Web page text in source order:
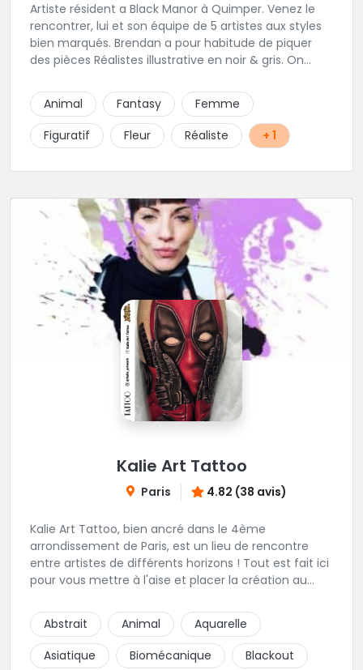
Artiste résident a Black Manor à Quimper. Venez le
rencontrer, lui et son équipe de 5 artistes aux styles
bien marqués. Brendan a pour habitude de piquer
des pièces Réalistes illustrative en noir & gris. On
de votre projet avec lui.
Animal Fantasy
Femme
Figuratif
Fleur Réaliste + 1
Kalie Art Tattoo
Paris 4.82 (38 avis)
Kalie Art Tattoo, bien ancré dans le 4ème
arrondissement de Paris, est un lieu de rencontre
entre artistes de différents horizons ! Tout est fait ici
pour vous mettre à l'aise et placer la création au
Abstrait
Animal
Aquarelle
Asiatique
Biomécanique
Blackout